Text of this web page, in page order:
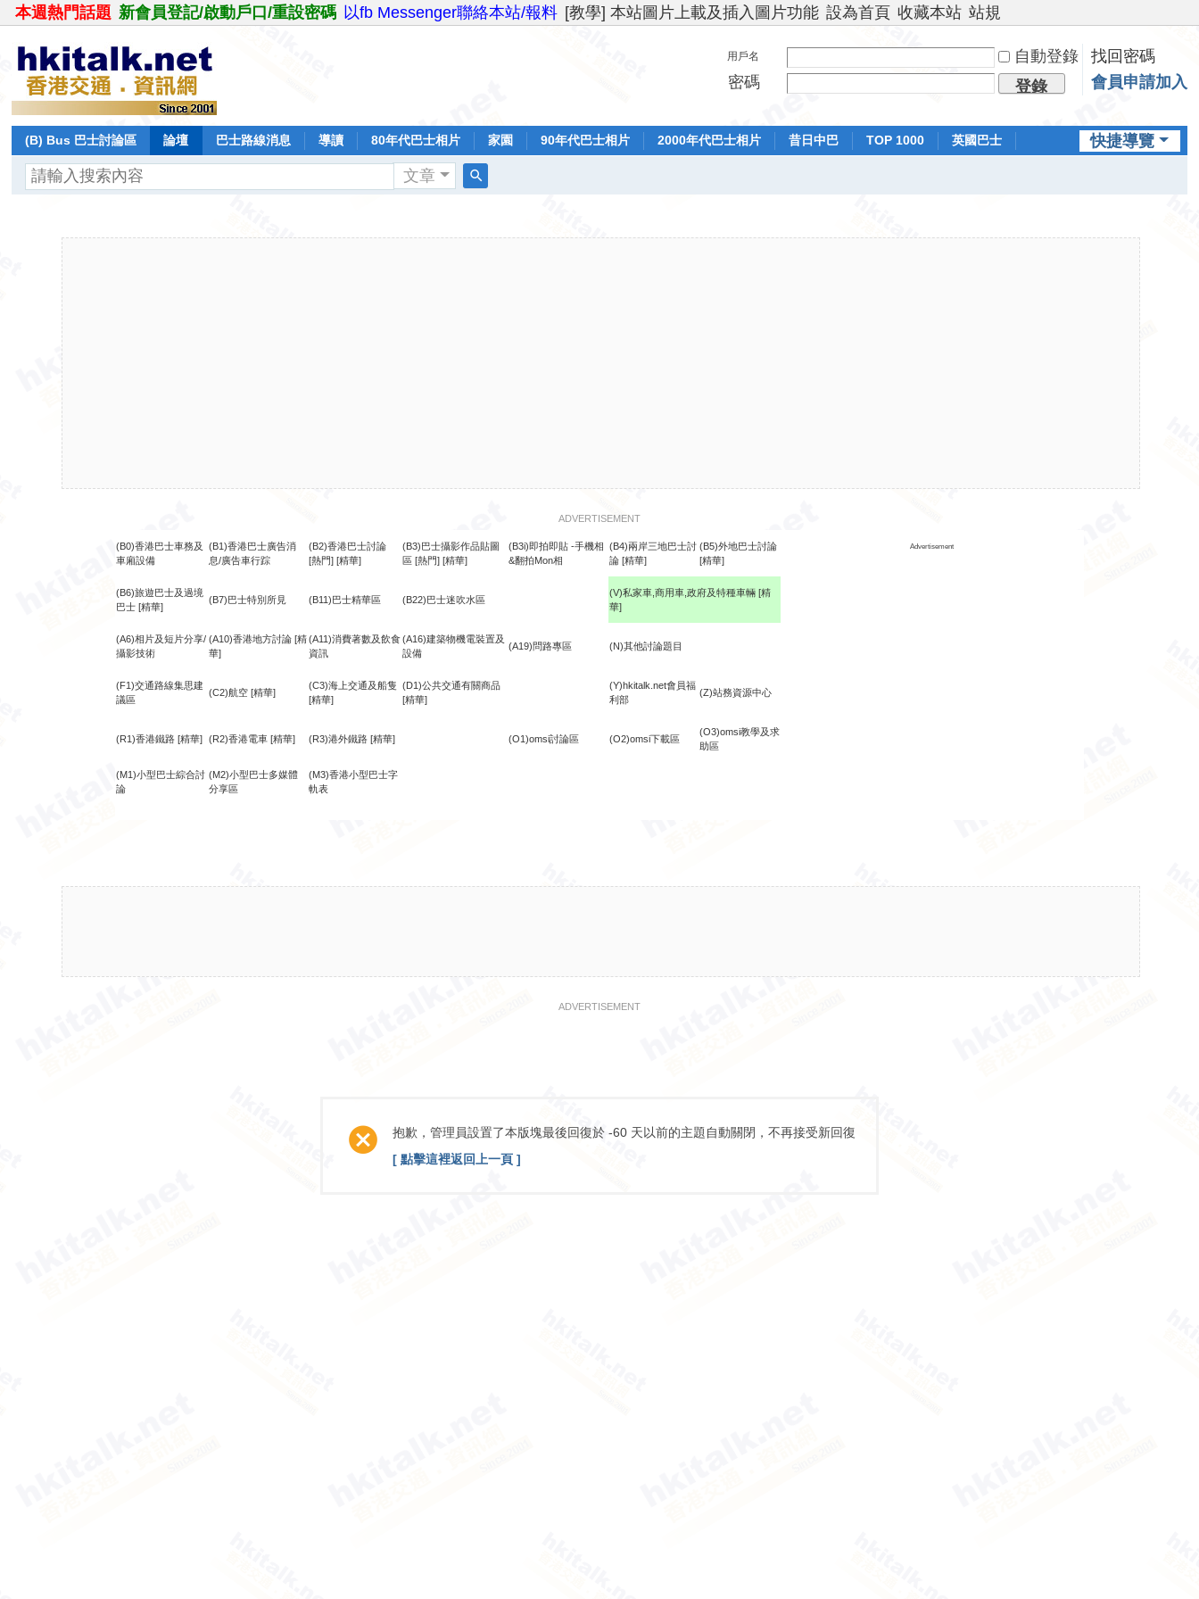
本週熱門話題 新會員登記/啟動戶口/重設密碼 以fb Messenger聯絡本站/報料 [教學] 本站圖片上載及插入圖片功能 設為首頁 收藏本站 站規
用戶名 自動登錄
找回密碼
密碼
登錄 會員申請加入
快捷導覽
(B) Bus 巴士討論區 論壇 巴士路線消息 導讀 80年代巴士相片 家園 90年代巴士相片 2000年代巴士相片 昔日中巴 TOP 1000
英國巴士
文章
ADVERTISEMENT
(B0)香港巴士車務及
車廂設備
(B1)香港巴士廣告消
息/廣告車行踪
(B2)香港巴士討論
[熱門] [精華]
(B3)巴士攝影作品貼圖
區 [熱門] [精華]
(B3i)即拍即貼 -手機相
&翻拍Mon相
(B4)兩岸三地巴士討
論 [精華]
(B5)外地巴士討論
[精華]
Advertisement
(B6)旅遊巴士及過境
巴士 [精華]
(B7)巴士特別所見 (B11)巴士精華區 (B22)巴士迷吹水區
(V)私家車,商用車,政府及特種車輛 [精
華]
(A6)相片及短片分享/
攝影技術
(A10)香港地方討論 [精
華]
(A11)消費著數及飲食
資訊
(A16)建築物機電裝置及
設備
(A19)問路專區 (N)其他討論題目
(F1)交通路線集思建
議區
(C2)航空 [精華]
(C3)海上交通及船隻
[精華]
(D1)公共交通有關商品
[精華]
(Y)hkitalk.net會員福
利部
(Z)站務資源中心
(R1)香港鐵路 [精華] (R2)香港電車 [精華] (R3)港外鐵路 [精華] (O1)omsi討論區 (O2)omsi下載區
(O3)omsi教學及求
助區
(M1)小型巴士綜合討
論
(M2)小型巴士多媒體
分享區
(M3)香港小型巴士字
軌表
ADVERTISEMENT
抱歉，管理員設置了本版塊最後回復於 -60 天以前的主題自動關閉，不再接受新回復
[ 點擊這裡返回上一頁 ]